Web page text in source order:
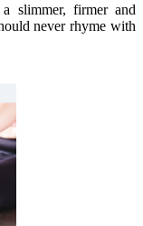
slimmer, firmer and
never rhyme with